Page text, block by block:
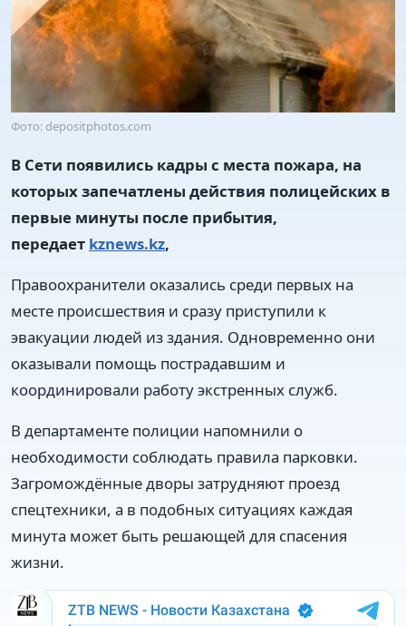
Фото: depositphotos.com
В Сети появились кадры с места пожара, на
которых запечатлены действия полицейских в
первые минуты после прибытия,
передает kznews.kz,
Правоохранители оказались среди первых на
месте происшествия и сразу приступили к
эвакуации людей из здания. Одновременно они
оказывали помощь пострадавшим и
координировали работу экстренных служб.
В департаменте полиции напомнили о
необходимости соблюдать правила парковки.
Загромождённые дворы затрудняют проезд
спецтехники, а в подобных ситуациях каждая
минута может быть решающей для спасения
жизни.